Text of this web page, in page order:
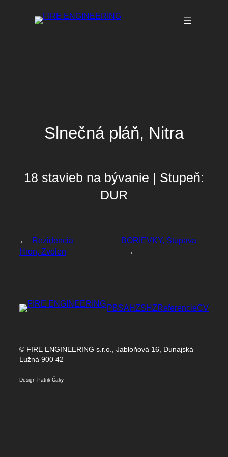
Slnečná pláň, Nitra
18 stavieb na bývanie | Stupeň:
DUR
←
Rezidencia
Hron, Zvolen
BORIEVKY, Stupava
→
PBSAHZSHZReferencieCV
© FIRE ENGINEERING s.r.o., Jabloňová 16, Dunajská
Lužná 900 42
Design Patrik Čaky